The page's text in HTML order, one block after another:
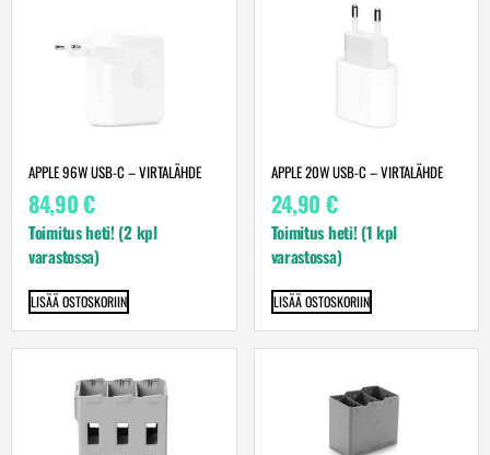
APPLE 96W USB-C – VIRTA­LÄHDE
84,90€
Toimitus heti! (2 kpl
varastossa)
LISÄÄ OSTOSKORIIN
APPLE 20W USB-C – VIRTA­LÄHDE
24,90 €
Toimitus heti! (1 kpl
varastossa)
LISÄÄ OSTOSKORIIN